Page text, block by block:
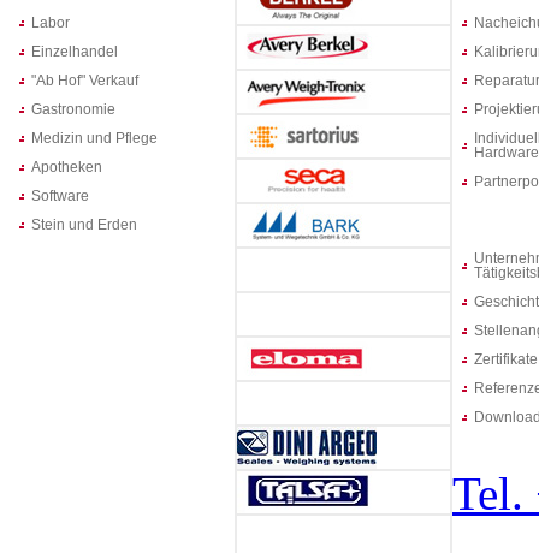
Labor
Einzelhandel
"Ab Hof" Verkauf
Gastronomie
Medizin und Pflege
Apotheken
Software
Stein und Erden
Zertifikate
Tel.